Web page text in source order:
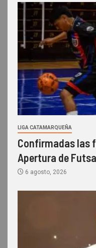
LIGA CATAMARQUEÑA
Confirmadas las
Apertura de
6 agosto, 2026